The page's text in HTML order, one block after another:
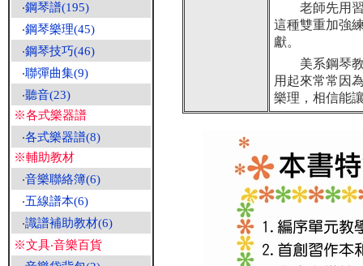
‧鋼琴譜(195)
‧鋼琴樂理(45)
‧鋼琴技巧(46)
‧聯彈曲集(9)
‧聽音(23)
※各式樂器譜
‧各式樂器譜(8)
※輔助教材
‧音樂聯絡簿(6)
‧五線譜本(6)
‧識譜補助教材(6)
※文具‧音樂百貨
老師先用習
這種雙重加強
獻。
美系鋼琴教
用起來常常因
樂理，相信能